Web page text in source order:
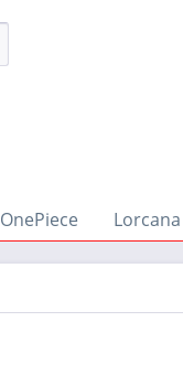
OnePiece Lorcana